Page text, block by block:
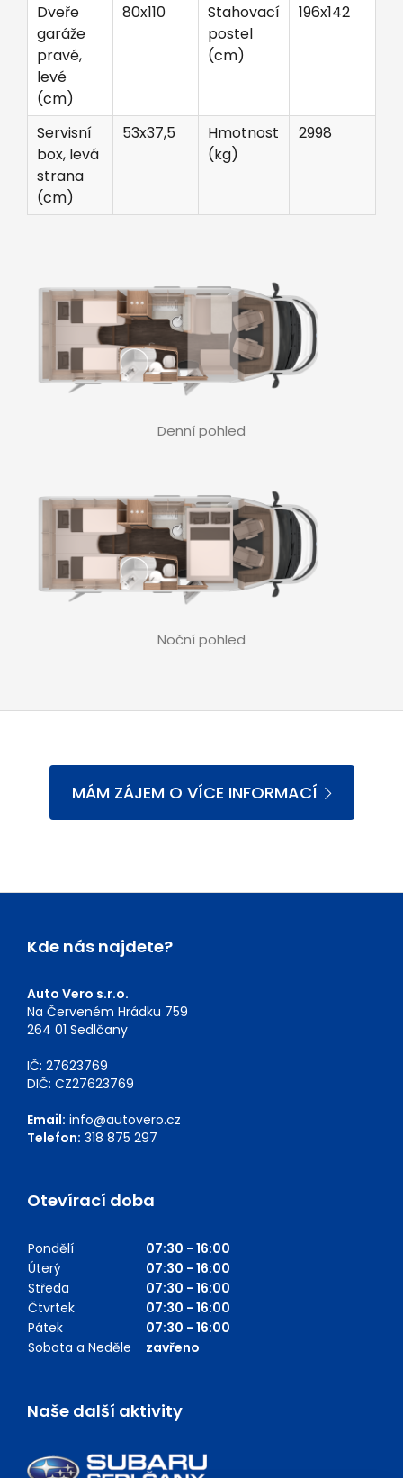
Dveře
garáže
pravé,
levé
(cm)
80x110
Stahovací
postel
(cm)
196x142
Servisní
box, levá
strana
(cm)
53x37,5
Hmotnost
(kg)
2998
Denní pohled
Noční pohled
MÁM ZÁJEM O VÍCE INFORMACÍ
Kde nás najdete?
Auto Vero s.r.o.
Na Červeném Hrádku 759
264 01 Sedlčany
IČ: 27623769
DIČ: CZ27623769
Email: info@autovero.cz
Telefon: 318 875 297
Otevírací doba
Pondělí
07:30 - 16:00
Úterý
07:30 - 16:00
Středa
07:30 - 16:00
Čtvrtek
07:30 - 16:00
Pátek
07:30 - 16:00
Sobota a Neděle
zavřeno
Naše další aktivity